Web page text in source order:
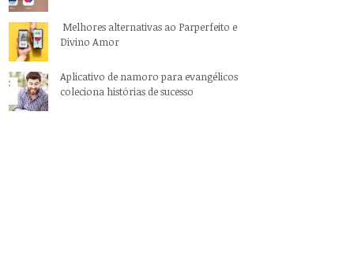
Melhores alternativas ao Parperfeito e
Divino Amor
Aplicativo de namoro para evangélicos
coleciona histórias de sucesso